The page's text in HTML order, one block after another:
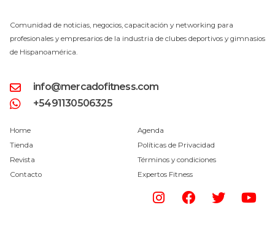
Comunidad de noticias, negocios, capacitación y networking para
profesionales y empresarios de la industria de clubes deportivos y gimnasios
de Hispanoamérica.
info@mercadofitness.com
+5491130506325
Home
Tienda
Revista
Contacto
Agenda
Políticas de Privacidad
Términos y condiciones
Expertos Fitness